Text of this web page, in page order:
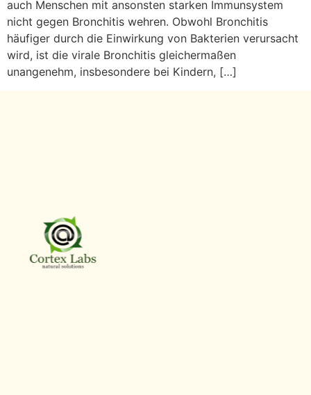
auch Menschen mit ansonsten starken Immunsystem
nicht gegen Bronchitis wehren. Obwohl Bronchitis
häufiger durch die Einwirkung von Bakterien verursacht
wird, ist die virale Bronchitis gleichermaßen
unangenehm, insbesondere bei Kindern, […]